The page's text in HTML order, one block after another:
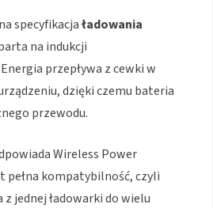
specyfikacjaładowania
na indukcji
przepływa z cewki w
dzięki czemu bateria
przewodu.
Wireless Power
pełna kompatybilność, czyli
jednej ładowarki do wielu